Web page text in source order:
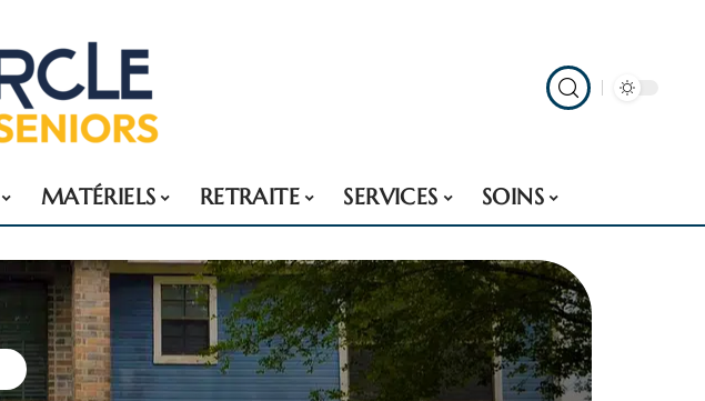
MATÉRIELS RETRAITE SERVICES SOINS